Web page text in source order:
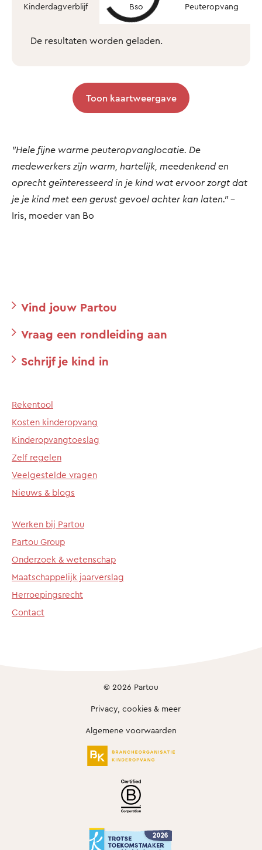
Kinderdagverblijf Bso Peuteropvang
De resultaten worden geladen.
Toon kaartweergave
"Hele fijne warme peuteropvanglocatie. De
medewerkers zijn warm, hartelijk, meedenkend en
oprecht geïnteresseerd in je kind wat ervoor zorgt dat
je je kind met een gerust gevoel achter kan laten."-
Iris, moeder van Bo
Vind jouw Partou
Vraag een rondleiding aan
Schrijf je kind in
Rekentool
Kosten kinderopvang
Kinderopvangtoeslag
Zelf regelen
Veelgestelde vragen
Nieuws & blogs
Werken bij Partou
Partou Group
Onderzoek & wetenschap
Maatschappelijk jaarverslag
Herroepingsrecht
Contact
© 2026 Partou
Privacy, cookies & meer
Algemene voorwaarden